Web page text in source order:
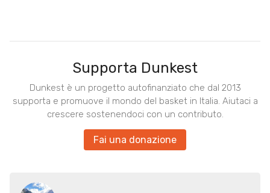
Supporta Dunkest
Dunkest è un progetto autofinanziato che dal 2013
supporta e promuove il mondo del basket in Italia. Aiutaci a
crescere sostenendoci con un contributo.
Fai una donazione